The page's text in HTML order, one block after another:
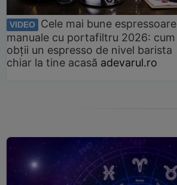
VIDEO
Cele mai bune espressoare
manuale cu portafiltru 2026: cum
obții un espresso de nivel barista
chiar la tine acasă adevarul.ro